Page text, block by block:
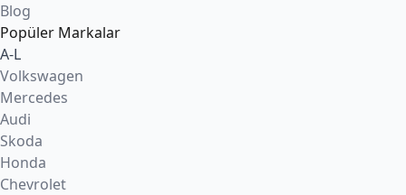
Blog
Popüler Markalar
A-L
Volkswagen
Mercedes
Audi
Skoda
Honda
Chevrolet